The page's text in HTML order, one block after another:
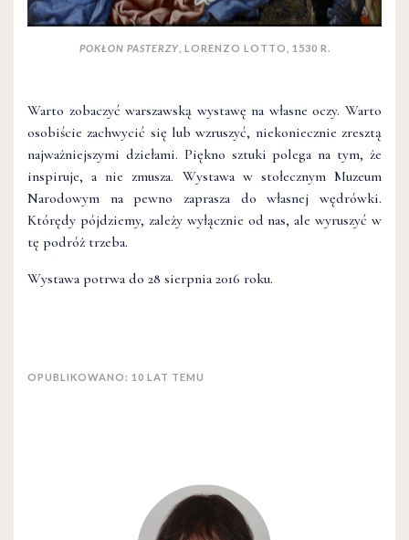
POKŁON PASTERZY , LORENZO LOTTO, 1530 R.
Warto zobaczyć warszawską wystawę na własne oczy. Warto
osobiście zachwycić się lub wzruszyć, niekoniecznie zresztą
najważniejszymi dziełami. Piękno sztuki polega na tym, że
inspiruje, a nie zmusza. Wystawa w stołecznym Muzeum
Narodowym na pewno zaprasza do własnej wędrówki.
Którędy pójdziemy, zależy wyłącznie od nas, ale wyruszyć w
tę podróż trzeba.
Wystawa potrwa do 28 sierpnia 2016 roku.
OPUBLIKOWANO: 10 LAT TEMU